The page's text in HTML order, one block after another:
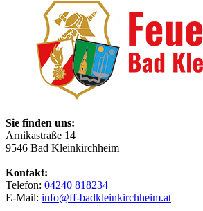
Sie finden uns:
Arnikastraße 14
9546 Bad Kleinkirchheim
Kontakt:
Telefon: 04240 818234
E-Mail: info@ff-badkleinkirchheim.at